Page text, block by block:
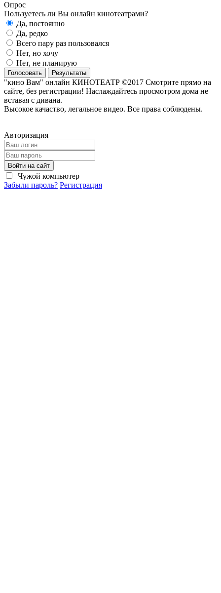
Опрос
Пользуетесь ли Вы онлайн кинотеатрами?
Да, постоянно
Да, редко
Всего пару раз пользовался
Нет, но хочу
Нет, не планирую
Голосовать Результаты
"кино Вам" онлайн КИНОТЕАТР ©2017 Смотрите прямо на
сайте, без регистрации! Наслаждайтесь просмотром дома не
вставая с дивана.
Высокое качаство, легальное видео. Все права соблюдены.
Авторизация
Войти на сайт
Чужой компьютер
Забыли пароль? Регистрация